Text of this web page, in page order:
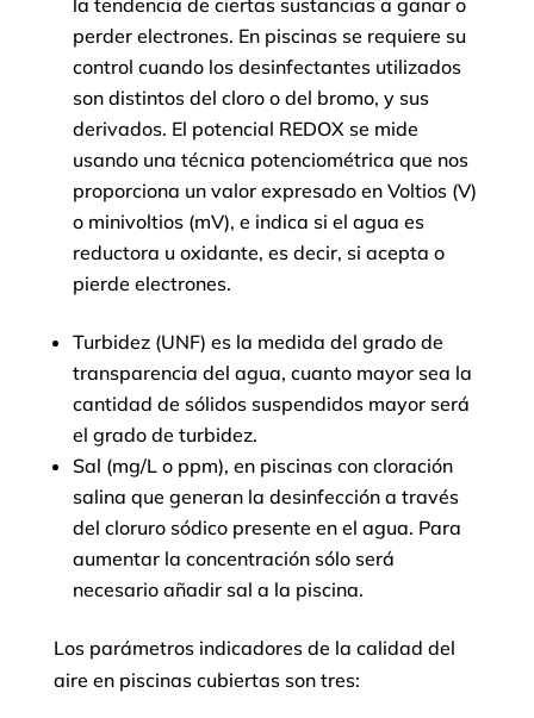
la tendencia de ciertas sustancias a ganar o
perder electrones. En piscinas se requiere su
control cuando los desinfectantes utilizados
son distintos del cloro o del bromo, y sus
derivados. El potencial REDOX se mide
usando una técnica potenciométrica que nos
proporciona un valor expresado en Voltios (V)
o minivoltios (mV), e indica si el agua es
reductora u oxidante, es decir, si acepta o
pierde electrones.
Turbidez (UNF) es la medida del grado de
transparencia del agua, cuanto mayor sea la
cantidad de sólidos suspendidos mayor será
el grado de turbidez.
Sal (mg/L o ppm), en piscinas con cloración
salina que generan la desinfección a través
del cloruro sódico presente en el agua. Para
aumentar la concentración sólo será
necesario añadir sal a la piscina.
Los parámetros indicadores de la calidad del
aire en piscinas cubiertas son tres: